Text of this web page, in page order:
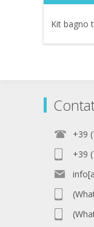
Kit bagno
+39
+39